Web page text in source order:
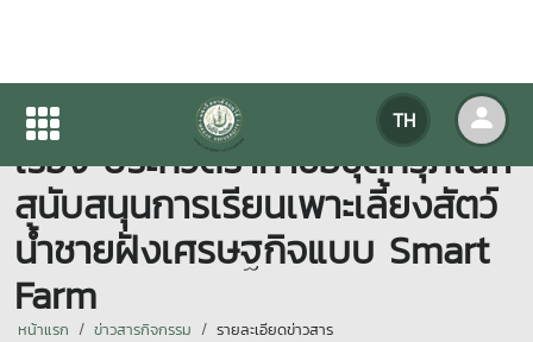
TH
ประกาศมหาวิทยาลัยแม่โจ้- ชุมพร
เรื่อง ประกวดราคาซื้อชุดครุภัณฑ์
สนับสนุนการเรียนเพาะเลี้ยงสัตว์
น้ำชายฝั่งเศรษฐกิจแบบ Smart
Farm
หน้าแรก ข่าวสารกิจกรรม รายละเอียดข่าวสาร